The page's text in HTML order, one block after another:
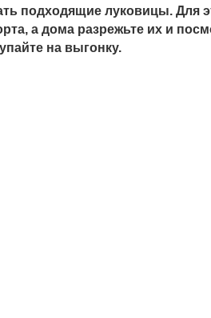
подходящие луковицы. Для
а дома разрежьте их и
на выгонку.